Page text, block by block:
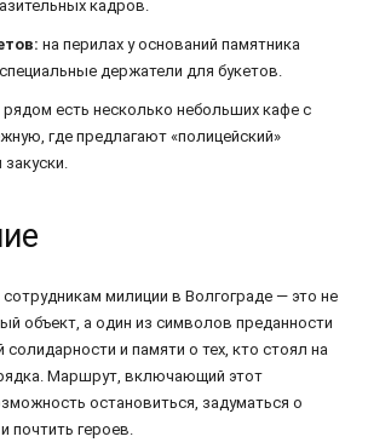
кадров.
на перилах у оснований памятника
держатели для букетов.
рядом есть несколько небольших кафе с
где предлагают «полицейский»
милиции в Волгограде — это не
объект, а один из символов преданности
солидарности и памяти о тех, кто стоял на
Маршрут, включающий этот
остановиться, задуматься о
почтить героев.